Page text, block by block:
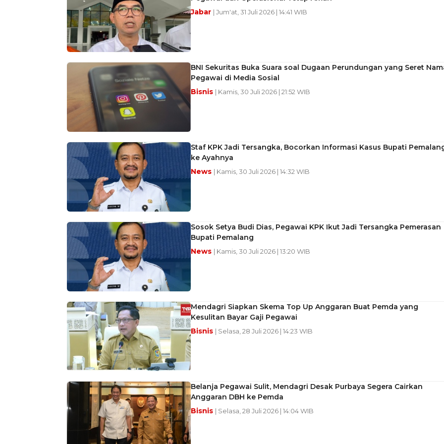
Jabar | Jum'at, 31 Juli 2026 | 14:41 WIB
BNI Sekuritas Buka Suara soal Dugaan Perundungan yang Seret
Pegawai di Media Sosial
Bisnis | Kamis, 30 Juli 2026 | 21:52 WIB
Staf KPK Jadi Tersangka, Bocorkan Informasi Kasus Bupati
ke Ayahnya
News | Kamis, 30 Juli 2026 | 14:32 WIB
Sosok Setya Budi Dias, Pegawai KPK Ikut Jadi Tersangka Pemerasan
Bupati Pemalang
News | Kamis, 30 Juli 2026 | 13:20 WIB
Mendagri Siapkan Skema Top Up Anggaran Buat Pemda yang
Kesulitan Bayar Gaji Pegawai
Bisnis | Selasa, 28 Juli 2026 | 14:23 WIB
Belanja Pegawai Sulit, Mendagri Desak Purbaya Segera Cairkan
Anggaran DBH ke Pemda
Bisnis | Selasa, 28 Juli 2026 | 14:04 WIB